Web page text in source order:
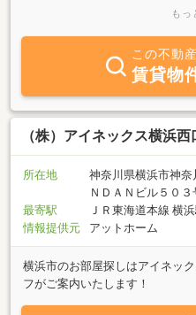
トに一番力をいれておりますの
あります！他社さんの広告でも
社さんよりお得にご紹介出来る
り気に入った物件がない場合や
FAX、メールもしくはホームペ
希望条件の物件をお探しさせて
のご連絡、ご来店お待ちしてお
い！親身になってお手伝いさせ
もっ
この不動
賃貸物
（株）アイネックス横浜西
所在地
神奈川県横浜市神奈
ＮＤＡＮビル５０３
最寄駅
ＪＲ東海道本線 横
情報提供元
アットホーム
横浜市のお部屋探しはアイネッ
フがご案内いたします！